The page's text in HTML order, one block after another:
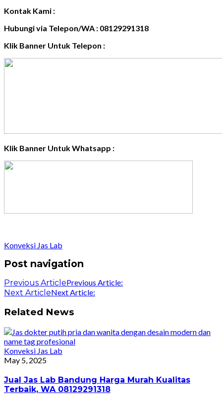
Kontak Kami :
Hubungi via Telepon/WA : 08129291318
Klik Banner Untuk Telepon :
Klik Banner Untuk Whatsapp :
Konveksi Jas Lab
Post navigation
Previous ArticlePrevious Article:
Next ArticleNext Article:
Related News
Konveksi Jas Lab
May 5, 2025
Jual Jas Lab Bandung Harga Murah Kualitas
Terbaik, WA 08129291318